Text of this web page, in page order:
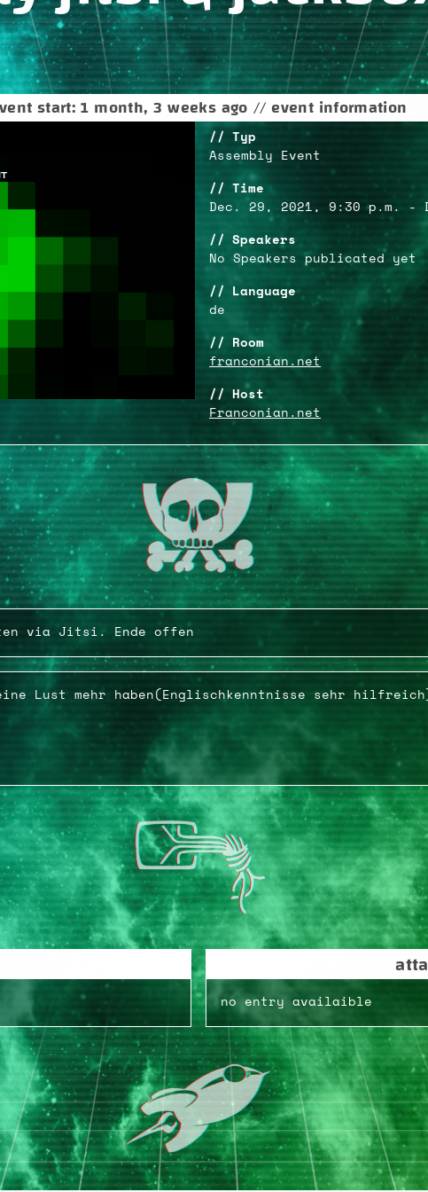
start: 1 month, 3 weeks ago // event information
Typ
Assembly Event
Time
Dec. 29, 2021, 9:30 p.m. -
Speakers
No Speakers publicated yet
Language
de
Room
franconian.net
Host
Franconian.net
via Jitsi. Ende offen
Lust mehr haben(Englischkenntnisse sehr
no entry availaible